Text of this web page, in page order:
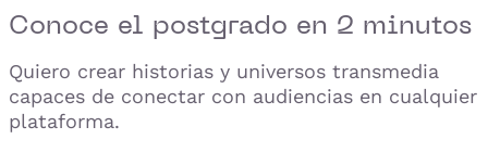
Conoce el postgrado en 2 minutos
Quiero crear historias y universos transmedia
capaces de conectar con audiencias en cualquier
plataforma.